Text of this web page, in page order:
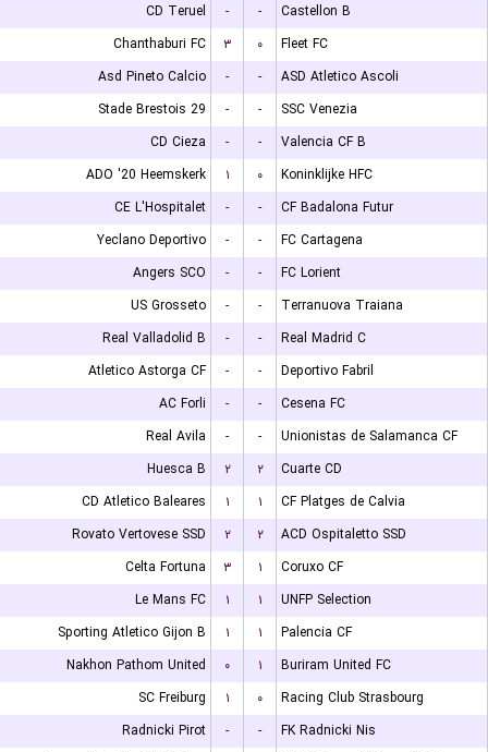
CD Teruel
- -
Castellon B
Chanthaburi FC
۳ ۰
Fleet FC
Asd Pineto Calcio
- -
ASD Atletico Ascoli
Stade Brestois 29
- -
SSC Venezia
CD Cieza
- -
Valencia CF B
ADO '20 Heemskerk
۱ ۰
Koninklijke HFC
CE L'Hospitalet
- -
CF Badalona Futur
Yeclano Deportivo
- -
FC Cartagena
Angers SCO
- -
FC Lorient
US Grosseto
- -
Terranuova Traiana
Real Valladolid B
- -
Real Madrid C
Atletico Astorga CF
- -
Deportivo Fabril
AC Forli
- -
Cesena FC
Real Avila
- -
Unionistas de Salamanca CF
Huesca B
۲ ۲
Cuarte CD
CD Atletico Baleares
۱ ۱
CF Platges de Calvia
Rovato Vertovese SSD
۲ ۲
ACD Ospitaletto SSD
Celta Fortuna
۳ ۱
Coruxo CF
Le Mans FC
۱ ۱
UNFP Selection
Sporting Atletico Gijon B
۱ ۱
Palencia CF
Nakhon Pathom United
۰ ۱
Buriram United FC
SC Freiburg
۱ ۰
Racing Club Strasbourg
Radnicki Pirot
- -
FK Radnicki Nis